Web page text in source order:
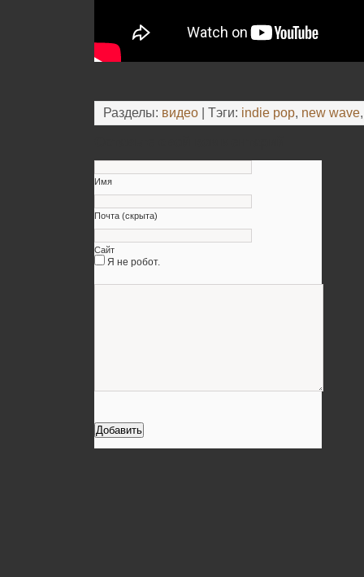
Разделы: видео | Тэги: indie pop, new wave
Имя
Почта (скрыта)
Сайт
Я не робот.